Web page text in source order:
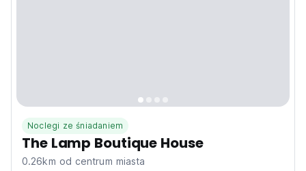
Noclegi ze śniadaniem
The Lamp Boutique House
0.26km od centrum miasta